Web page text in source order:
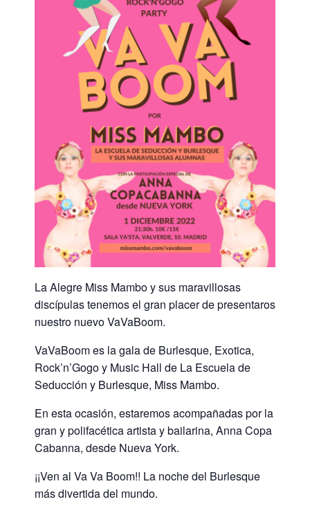
La Alegre Miss Mambo y sus maravillosas
discípulas tenemos el gran placer de presentaros
nuestro nuevo VaVaBoom.
VaVaBoom es la gala de Burlesque, Exotica,
Rock’n’Gogo y Music Hall de La Escuela de
Seducción y Burlesque, Miss Mambo.
En esta ocasión, estaremos acompañadas por la
gran y polifacética artista y bailarina, Anna Copa
Cabanna, desde Nueva York.
¡¡Ven al Va Va Boom!! La noche del Burlesque
más divertida del mundo.